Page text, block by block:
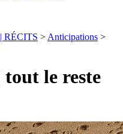
RÉCITS > Anticipations >
le reste